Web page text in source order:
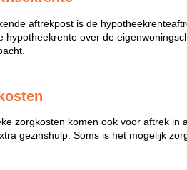
aftrekpost is de
hypotheekrente over de
zorgkosten komen ook voor aftrek in
gezinshulp. Soms is het mogelijk